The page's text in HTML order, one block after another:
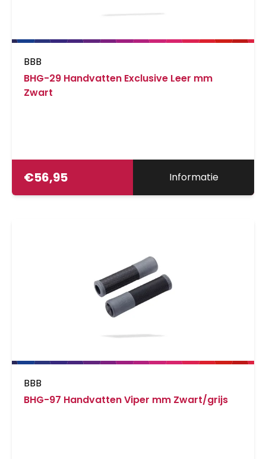
BBB
BHG-29 Handvatten Exclusive Leer mm
Zwart
€56,95 Informatie
BBB
BHG-97 Handvatten Viper mm Zwart/grijs